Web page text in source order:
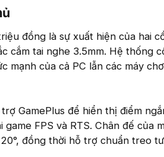
đồng là sự xuất hiện của hai
cắm tai nghe 3.5mm. Hệ thống
mạnh của cả PC lẫn các máy
GamePlus để hiển thị điểm
FPS và RTS. Chân đế của
đồng thời hỗ trợ chuẩn treo